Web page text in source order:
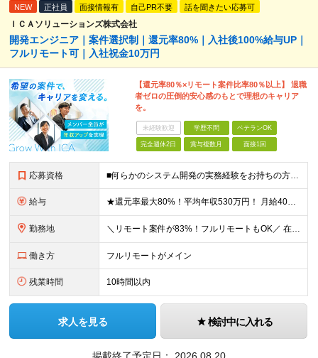
NEW 正社員 面接情報有 自己PR不要 話を聞きたい応募可
ＩＣＡソリューションズ株式会社
開発エンジニア｜案件選択制｜還元率80%｜入社後100%給与UP｜
フルリモート可｜入社祝金10万円
【還元率80％×リモート案件比率80％以上】 退職
者ゼロの圧倒的安心感のもとで理想のキャリア
を。
未経験歓迎 学歴不問 ベテランOK
完全週休2日 賞与複数月 面接1回
応募資格 ■何らかのシステム開発の実務経験をお持ちの方(3年以上) ■学歴不問 ≪こんな方にピッタリ≫ □ スキルや経験に見合う正当な収入を得たい □ PGからSEへのステップアップなど上流工程に挑戦したい
給与 ★還元率最大80%！平均年収530万円！ 月給40万円～60万円＋業績賞与 想定年収：年収500万円～800万円 ※スキルやご経験、担当案件により変動します ◎スキルや経験を考慮し、優遇します
勤務地 ＼リモート案件が83%！フルリモートもOK／ 在宅勤務、または東京、神奈川、埼玉、千葉のプロジェクト先 ★リモート率83%！フルリモート案件も多数！ ★転居を伴う転勤はありません ■本社 東京都港区
働き方 フルリモートがメイン
残業時間 10時間以内
求人を見る 検討中に入れる